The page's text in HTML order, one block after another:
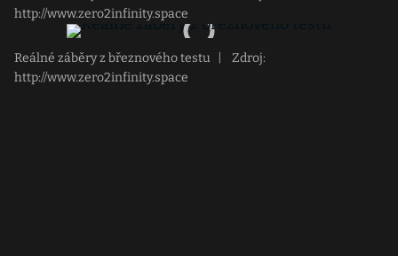
http://www.zero2infinity.space
Reálné záběry z březnového testu
Zdroj:
http://www.zero2infinity.space